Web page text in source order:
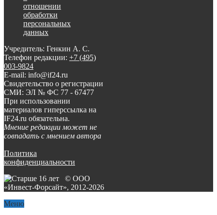
отношении
обработки
персональных
данных
Учредитель: Генкин А. С.
Телефон редакции: +7 (495)
003-9824
E-mail: info@if24.ru
Свидетельство о регистрации
СМИ: ЭЛ № ФС 77 - 67477
При использовании
материалов гиперссылка на
IF24.ru обязательна.
Мнение редакции может не
совпадать с мнением автора
Политика
конфиденциальности
© ООО
«Инвест-Форсайт», 2012-2026
Меню